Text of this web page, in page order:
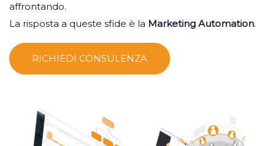
affrontando.
La risposta a queste sfide è la Marketing Automation.
RICHIEDI CONSULENZA